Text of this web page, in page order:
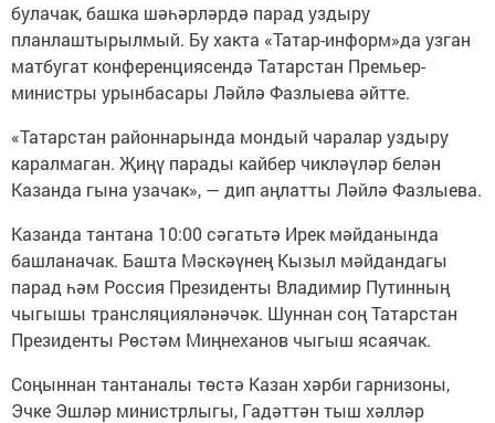
булачак, башка шәһәрләрдә парад уздыру
планлаштырылмый. Бу хакта «Татар-информ»да узган
матбугат конференциясендә Татарстан Премьер-
министры урынбасары Ләйлә Фазлыева әйтте.
«Татарстан районнарында мондый чаралар уздыру
каралмаган. Җиңү парады кайбер чикләүләр белән
Казанда гына узачак», — дип аңлатты Ләйлә Фазлыева.
Казанда тантана 10:00 сәгатьтә Ирек мәйданында
башланачак. Башта Мәскәүнең Кызыл мәйдандагы
парад һәм Россия Президенты Владимир Путинның
чыгышы трансляцияләнәчәк. Шуннан соң Татарстан
Президенты Рөстәм Миңнеханов чыгыш ясаячак.
Соңыннан тантаналы төстә Казан хәрби гарнизоны,
Эчке Эшләр министрлыгы, Гадәттән тыш хәлләр